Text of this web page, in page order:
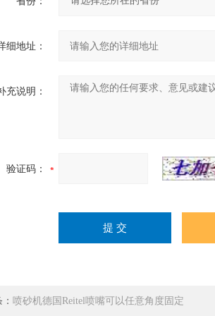
细地址：
充说明：
验证码：
喷砂机德国Reitel喷嘴可以任意角度固定